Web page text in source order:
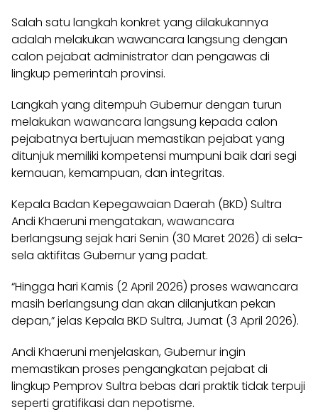
Salah satu langkah konkret yang dilakukannya
adalah melakukan wawancara langsung dengan
calon pejabat administrator dan pengawas di
lingkup pemerintah provinsi.
Langkah yang ditempuh Gubernur dengan turun
melakukan wawancara langsung kepada calon
pejabatnya bertujuan memastikan pejabat yang
ditunjuk memiliki kompetensi mumpuni baik dari segi
kemauan, kemampuan, dan integritas.
Kepala Badan Kepegawaian Daerah (BKD) Sultra
Andi Khaeruni mengatakan, wawancara
berlangsung sejak hari Senin (30 Maret 2026) di sela-
sela aktifitas Gubernur yang padat.
“Hingga hari Kamis (2 April 2026) proses wawancara
masih berlangsung dan akan dilanjutkan pekan
depan,” jelas Kepala BKD Sultra, Jumat (3 April 2026).
Andi Khaeruni menjelaskan, Gubernur ingin
memastikan proses pengangkatan pejabat di
lingkup Pemprov Sultra bebas dari praktik tidak terpuji
seperti gratifikasi dan nepotisme.